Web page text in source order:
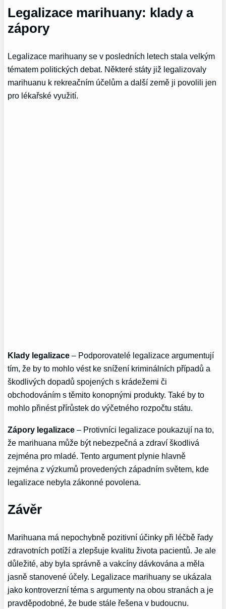
Legalizace marihuany: klady a
zápory
Legalizace marihuany se v posledních letech stala velkým
tématem politických debat. Některé státy již legalizovaly
marihuanu k rekreačním účelům a další země ji povolili jen
pro lékařské využití.
Klady legalizace – Podporovatelé legalizace argumentují
tím, že by to mohlo vést ke snížení kriminálních případů a
škodlivých dopadů spojených s krádežemi či
obchodováním s těmito konopnými produkty. Také by to
mohlo přinést přírůstek do výčetného rozpočtu státu.
Zápory legalizace – Protivníci legalizace poukazují na to,
že marihuana může být nebezpečná a zdraví škodlivá
zejména pro mladé. Tento argument plynie hlavně
zejména z výzkumů provedených západním světem, kde
legalizace nebyla zákonné povolena.
Závěr
Marihuana má nepochybně pozitivní účinky při léčbě řady
zdravotních potíží a zlepšuje kvalitu života pacientů. Je ale
důležité, aby byla správně a vakcíny dávkována a měla
jasně stanovené účely. Legalizace marihuany se ukázala
jako kontroverzní téma s argumenty na obou stranách a je
pravděpodobné, že bude stále řešena v budoucnu.